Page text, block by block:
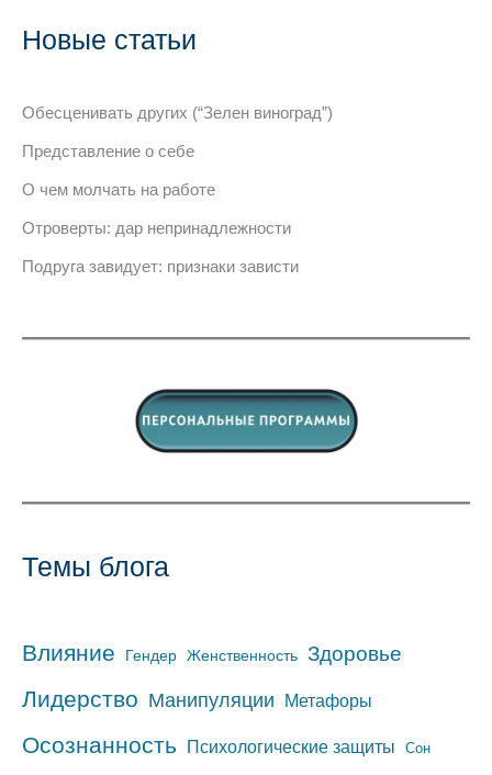
Новые статьи
Обесценивать других (“Зелен виноград”)
Представление о себе
О чем молчать на работе
Отроверты: дар непринадлежности
Подруга завидует: признаки зависти
Темы блога
Влияние Гендер Женственность Здоровье
Лидерство Манипуляции Метафоры
Осознанность Психологические защиты Сон